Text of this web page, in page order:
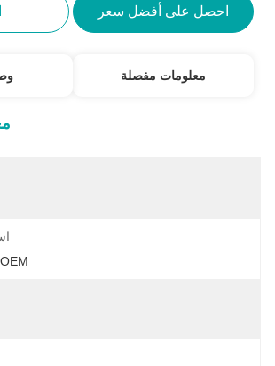
احصل على أفضل سعر
معلومات مفصلة